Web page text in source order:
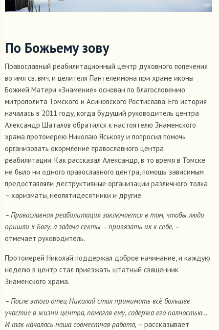
По Божьему зову
Православный реабилитационный центр духовного попечения
во имя св. вмч. и целителя Пантелеимона при храме иконы
Божией Матери «Знамение» основан по благословению
митрополита Томского и Асиновского Ростислава. Его история
началась в 2011 году, когда будущий руководитель центра
Александр Шаталов обратился к настоятелю Знаменского
храма протоиерею Николаю Яськову и попросил помочь
организовать окормление православного центра
реабилитации. Как рассказал Александр, в то время в Томске
не было ни одного православного центра, помощь зависимым
предоставляли деструктивные организации различного толка
– харизматы, неопятидесятники и другие.
– Православная реабилитация заключается в том, чтобы люди
пришли к Богу, а задача секты – привязать их к себе, –
отмечает руководитель.
Протоиерей Николай поддержал доброе начинание, и каждую
неделю в центр стал приезжать штатный священник
Знаменского храма.
– После этого отец Николай стал принимать всё большее
участие в жизни центра, помогая ему, содержа его полностью…
И так началась наша совместная работа, – рассказывает